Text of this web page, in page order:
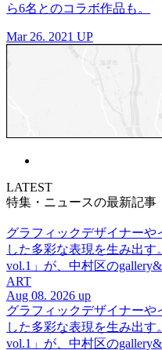
ら6名とのコラボ作品も。
Mar 26. 2021 UP
LATEST
特集・ニュースの最新記事
グラフィックデザイナーや
した多彩な表現を生み出す
vol.1」が、中村区の
ART
Aug 08. 2026 up
グラフィックデザイナーや
した多彩な表現を生み出す
vol.1」が、中村区の